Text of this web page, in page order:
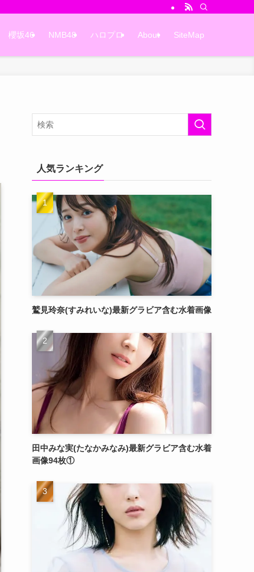
櫻坂46 NMB48 ハロプロ About SiteMap
人気ランキング
鷲見玲奈(すみれいな)最新グラビア含む水着画像
田中みな実(たなかみなみ)最新グラビア含む水着
画像94枚①